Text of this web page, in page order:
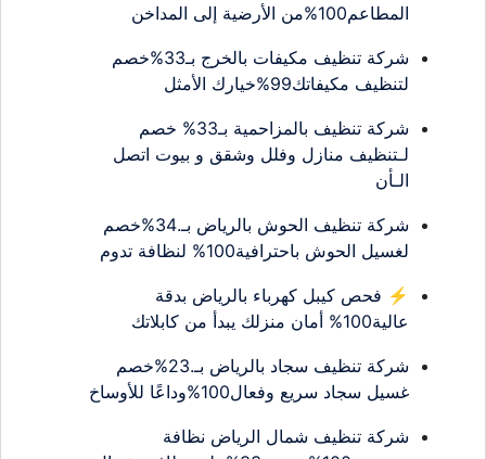
المطاعم100%من الأرضية إلى المداخن
شركة تنظيف مكيفات بالخرج بـ33%خصم
لتنظيف مكيفاتك99%خيارك الأمثل
شركة تنظيف بالمزاحمية بـ33% خصم
لـتنظيف منازل وفلل وشقق و بيوت اتصل
الـأن
شركة تنظيف الحوش بالرياض بـ.34%خصم
لغسيل الحوش باحترافية100% لنظافة تدوم
⚡ فحص كيبل كهرباء بالرياض بدقة
عالية100% أمان منزلك يبدأ من كابلاتك
شركة تنظيف سجاد بالرياض بـ.23%خصم
غسيل سجاد سريع وفعال100%وداعًا للأوساخ
شركة تنظيف شمال الرياض نظافة